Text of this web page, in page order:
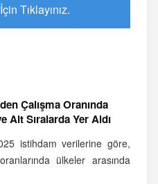
Tıklayınız.
Çalışma Oranında
Alt Sıralarda Yer Aldı
istihdam verilerine göre,
ülkeler arasında